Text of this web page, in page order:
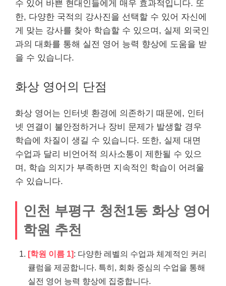
수 있어 바쁜 현대인들에게 매우 효과적입니다. 또
한, 다양한 국적의 강사진을 선택할 수 있어 자신에
게 맞는 강사를 찾아 학습할 수 있으며, 실제 외국인
과의 대화를 통해 실전 영어 능력 향상에 도움을 받
을 수 있습니다.
화상 영어의 단점
화상 영어는 인터넷 환경에 의존하기 때문에, 인터
넷 연결이 불안정하거나 장비 문제가 발생할 경우
학습에 차질이 생길 수 있습니다. 또한, 실제 대면
수업과 달리 비언어적 의사소통이 제한될 수 있으
며, 학습 의지가 부족하면 지속적인 학습이 어려울
수 있습니다.
인천 부평구 청천1동 화상 영어
학원 추천
[학원 이름 1]: 다양한 레벨의 수업과 체계적인 커리
큘럼을 제공합니다. 특히, 회화 중심의 수업을 통해
실전 영어 능력 향상에 집중합니다.